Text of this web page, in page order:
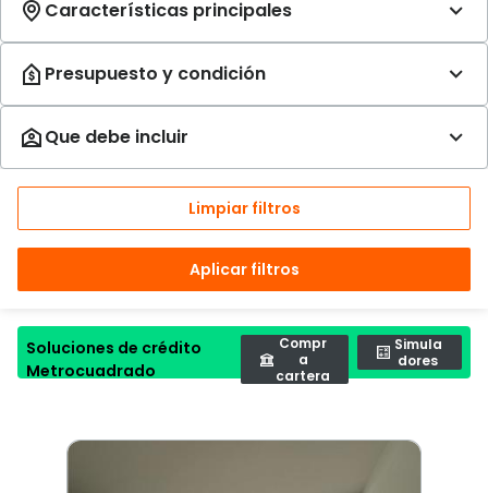
Limpiar filtros
Aplicar filtros
Soluciones de crédito
Metrocuadrado
Compr
a
cartera
Simula
dores